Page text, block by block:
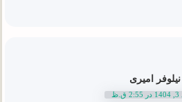
نیلوفر امیری